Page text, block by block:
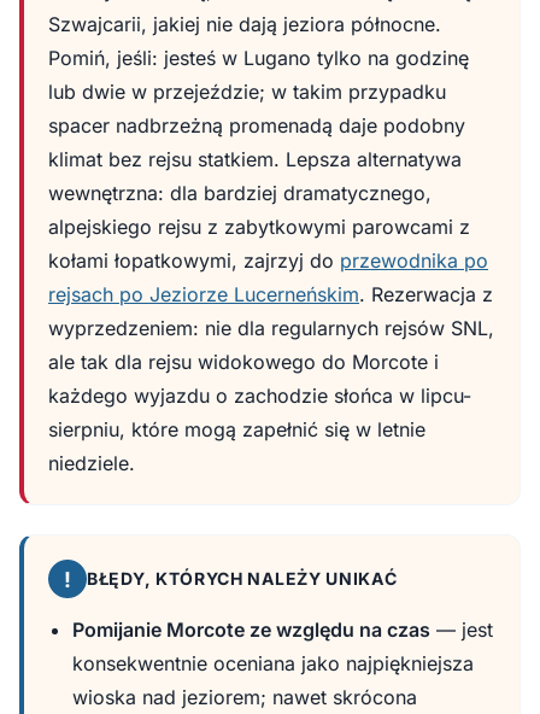
Szwajcarii, jakiej nie dają jeziora północne.
Pomiń, jeśli: jesteś w Lugano tylko na godzinę
lub dwie w przejeździe; w takim przypadku
spacer nadbrzeżną promenadą daje podobny
klimat bez rejsu statkiem. Lepsza alternatywa
wewnętrzna: dla bardziej dramatycznego,
alpejskiego rejsu z zabytkowymi parowcami z
kołami łopatkowymi, zajrzyj do przewodnika po
rejsach po Jeziorze Lucerneńskim. Rezerwacja z
wyprzedzeniem: nie dla regularnych rejsów SNL,
ale tak dla rejsu widokowego do Morcote i
każdego wyjazdu o zachodzie słońca w lipcu-
sierpniu, które mogą zapełnić się w letnie
niedziele.
! BŁĘDY, KTÓRYCH NALEŻY UNIKAĆ
Pomijanie Morcote ze względu na czas — jest
konsekwentnie oceniana jako najpiękniejsza
wioska nad jeziorem; nawet skrócona